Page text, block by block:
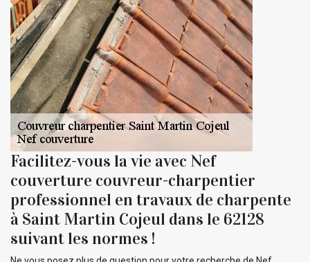
Facilitez-vous la vie avec Nef
couverture couvreur-charpentier
professionnel en travaux de charpente
à Saint Martin Cojeul dans le 62128
suivant les normes !